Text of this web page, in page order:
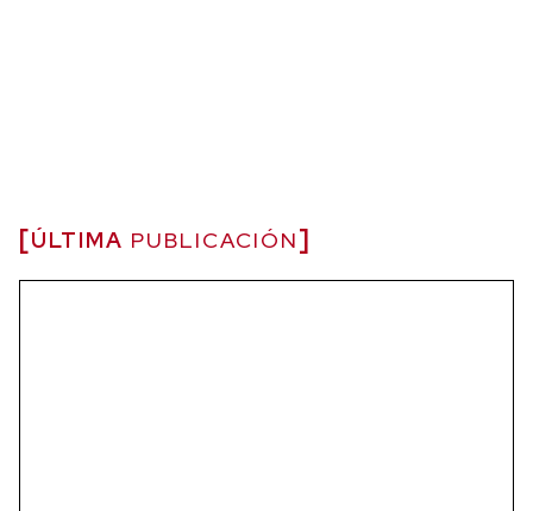
ÚLTIMA PUBLICACIÓN